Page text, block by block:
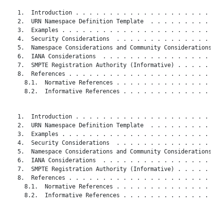
1.  Introduction . . . . . . . . . . . . . . . . . . . . .
2.  URN Namespace Definition Template  . . . . . . . . . .
3.  Examples . . . . . . . . . . . . . . . . . . . . . . .
4.  Security Considerations  . . . . . . . . . . . . . . .
5.  Namespace Considerations and Community Considerations
6.  IANA Considerations  . . . . . . . . . . . . . . . . .
7.  SMPTE Registration Authority (Informative) . . . . . .
8.  References . . . . . . . . . . . . . . . . . . . . . .
8.1.  Normative References . . . . . . . . . . . . . . .
8.2.  Informative References . . . . . . . . . . . . . .
1.  Introduction . . . . . . . . . . . . . . . . . . . . .
2.  URN Namespace Definition Template  . . . . . . . . . .
3.  Examples . . . . . . . . . . . . . . . . . . . . . . .
4.  Security Considerations  . . . . . . . . . . . . . . .
5.  Namespace Considerations and Community Considerations
6.  IANA Considerations  . . . . . . . . . . . . . . . . .
7.  SMPTE Registration Authority (Informative) . . . . . .
8.  References . . . . . . . . . . . . . . . . . . . . . .
8.1.  Normative References . . . . . . . . . . . . . . .
8.2.  Informative References . . . . . . . . . . . . . .